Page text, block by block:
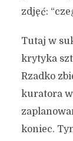
zdjęć:
Tutaj w
krytyka
Rzadko
kuratora w
koniec.